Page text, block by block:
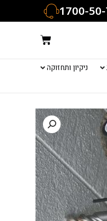
1700-
עגלת
קניות
ניקיון ותחזוקה